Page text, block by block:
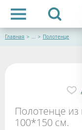
Главная > ... > Полотенце
Полотенце
100*150 см.